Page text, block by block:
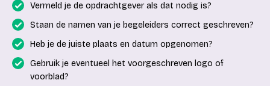
Vermeld je de opdrachtgever als dat nodig is?
Staan de namen van je begeleiders correct geschreven?
Heb je de juiste plaats en datum opgenomen?
Gebruik je eventueel het voorgeschreven logo of
voorblad?